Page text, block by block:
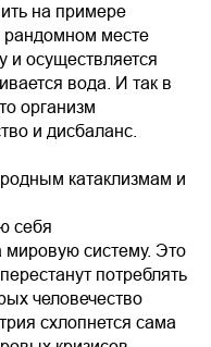
на примере
рандомном месте
и осуществляется
вода. И так в
организм
и дисбаланс.
катаклизмам и
себя
мировую систему. Это
потреблять
человечество
схлопнется сама